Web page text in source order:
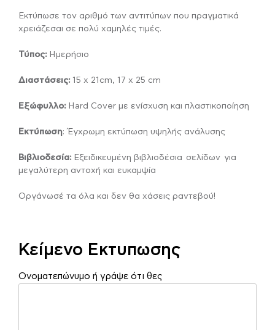
Εκτύπωσε τον αριθμό των αντιτύπων που πραγματικά
χρειάζεσαι σε πολύ χαμηλές τιμές.
Τύπος: Ημερήσιο
Διαστάσεις: 15 x 21cm, 17 x 25 cm
Εξώφυλλο: Hard Cover με ενίσχυση και πλαστικοποίηση
Εκτύπωση: Έγχρωμη εκτύπωση υψηλής ανάλυσης
Βιβλιοδεσία: Εξειδικευμένη βιβλιοδέσια σελίδων για
μεγαλύτερη αντοχή και ευκαμψία
Οργάνωσέ τα όλα και δεν θα χάσεις ραντεβού!
Κείμενο Εκτυπωσης
Ονοματεπώνυμο ή γράψε ότι θες